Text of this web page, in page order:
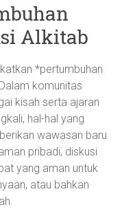
Alkitab
*pertumbuhan
komunitas
kisah serta ajaran
hal-hal yang
wawasan baru
pribadi, diskusi
yang aman untuk
atau bahkan